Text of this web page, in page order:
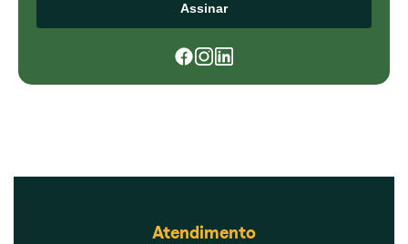
Assinar
Atendimento